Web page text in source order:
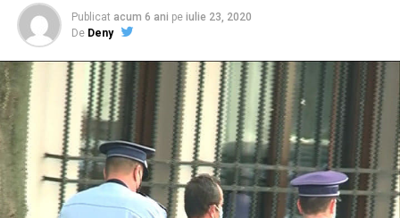
Publicat acum 6 ani pe iulie 23, 2020
De Deny